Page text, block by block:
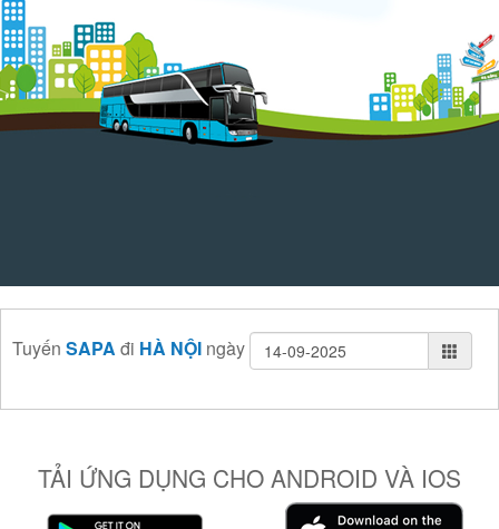
Tuyến SAPA đi HÀ NỘI ngày
TẢI ỨNG DỤNG CHO ANDROID VÀ IOS